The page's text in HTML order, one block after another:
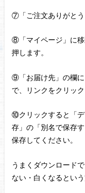
⑦「ご注文ありがとう
⑧「マイページ」に
押します。
⑨「お届け先」の欄
で、リンクをクリック
⑩クリックすると「
存」の「別名で保存
保存してください。
うまくダウンロード
ない・白くなるとい